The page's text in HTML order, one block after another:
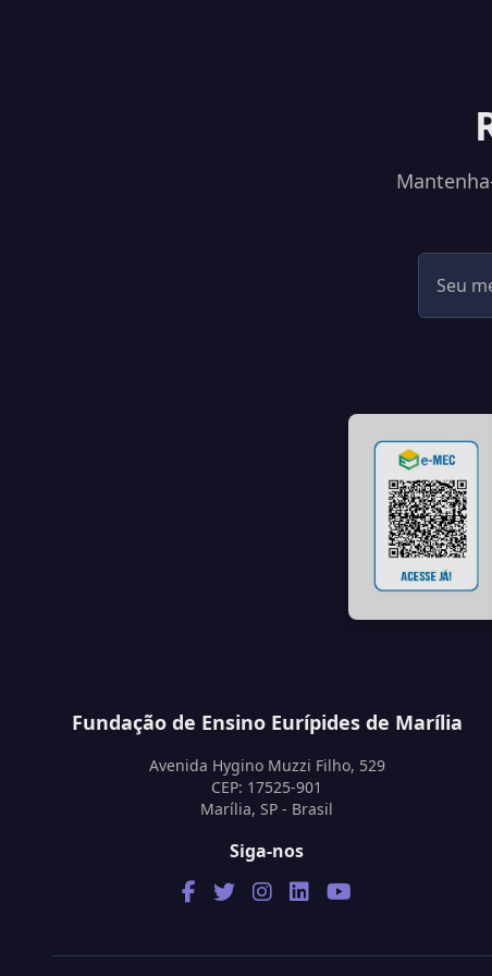
Fundação de Ensino Eurípides de Marília
Avenida Hygino Muzzi Filho, 529
CEP: 17525-901
Marília, SP - Brasil
Siga-nos